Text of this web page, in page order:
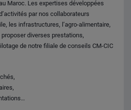
Maroc. Les expertises développées
par nos collaborateurs
les infrastructures, l’agro-alimentaire,
diverses prestations,
de notre filiale de conseils CM-CIC